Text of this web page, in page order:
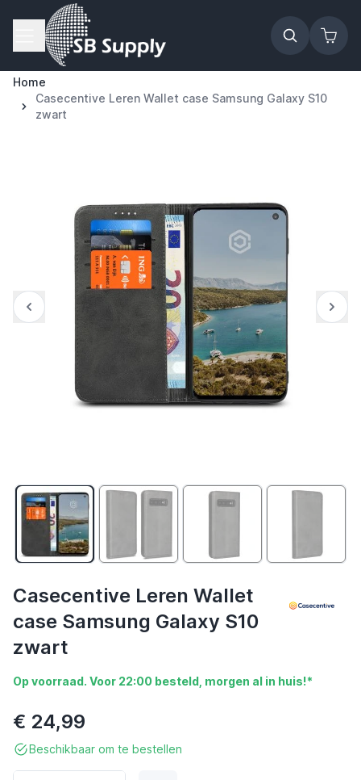
Ga naar de inhoud
Home
Casecentive Leren Wallet case Samsung Galaxy S10
zwart
Casecentive Leren Wallet
case Samsung Galaxy S10
zwart
Op voorraad. Voor 22:00 besteld, morgen al in huis!*
€ 24,99
Beschikbaar om te bestellen